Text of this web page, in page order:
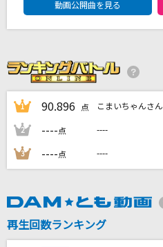
Caramel Pain
≠ME
あなたに逢いたくて2004
松田聖子
紅蓮華 -アニメ映像 ver.-
藤崎詩乃
動画公開曲を見る
1 90.896 点 こまいちゃんさん
2 ----点 ----
3 ----点 ----
再生回数ランキング